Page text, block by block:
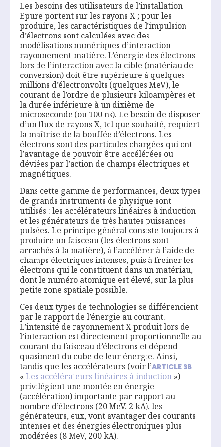
Les besoins des utilisateurs de l’installation
Epure portent sur les rayons X ; pour les
produire, les caractéristiques de l’impulsion
d’électrons sont calculées avec des
modélisations numériques d’interaction
rayonnement-matière. L’énergie des électrons
lors de l’interaction avec la cible (matériau de
conversion) doit être supérieure à quelques
millions d’électronvolts (quelques MeV), le
courant de l’ordre de plusieurs kiloampères et
la durée inférieure à un dixième de
microseconde (ou 100 ns). Le besoin de disposer
d’un flux de rayons X, tel que souhaité, requiert
la maîtrise de la bouffée d’électrons. Les
électrons sont des particules chargées qui ont
l’avantage de pouvoir être accélérées ou
déviées par l’action de champs électriques et
magnétiques.
Dans cette gamme de performances, deux types
de grands instruments de physique sont
utilisés : les accélérateurs linéaires à induction
et les générateurs de très hautes puissances
pulsées. Le principe général consiste toujours à
produire un faisceau (les électrons sont
arrachés à la matière), à l’accélérer à l’aide de
champs électriques intenses, puis à freiner les
électrons qui le constituent dans un matériau,
dont le numéro atomique est élevé, sur la plus
petite zone spatiale possible.
Ces deux types de technologies se différencient
par le rapport de l’énergie au courant.
L’intensité de rayonnement X produit lors de
l’interaction est directement proportionnelle au
courant du faisceau d’électrons et dépend
quasiment du cube de leur énergie. Ainsi,
tandis que les accélérateurs (voir l’ARTICLE 3B
« Les accélérateurs linéaires à induction »)
privilégient une montée en énergie
(accélération) importante par rapport au
nombre d’électrons (20 MeV, 2 kA), les
générateurs, eux, vont avantager des courants
intenses et des énergies électroniques plus
modérées (8 MeV, 200 kA).